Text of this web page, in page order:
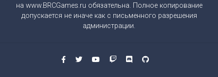
на www.BRCGames.ru обязательна. Полное копирование
допускается не иначе как с письменного разрешения
администрации.